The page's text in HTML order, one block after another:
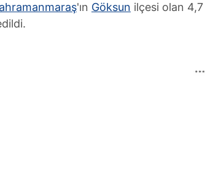
'ın Göksun ilçesi olan 4,7